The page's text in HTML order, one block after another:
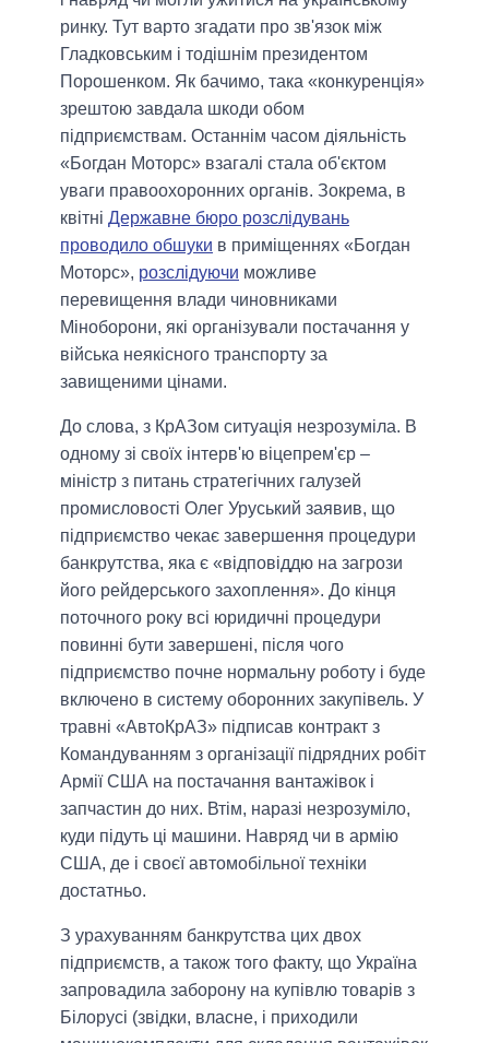
ринку. Тут варто згадати про зв'язок між
Гладковським і тодішнім президентом
Порошенком. Як бачимо, така «конкуренція»
зрештою завдала шкоди обом
підприємствам. Останнім часом діяльність
«Богдан Моторс» взагалі стала об'єктом
уваги правоохоронних органів. Зокрема, в
квітні Державне бюро розслідувань
проводило обшуки в приміщеннях «Богдан
Моторс», розслідуючи можливе
перевищення влади чиновниками
Міноборони, які організували постачання у
війська неякісного транспорту за
завищеними цінами.
До слова, з КрАЗом ситуація незрозуміла. В
одному зі своїх інтерв'ю віцепрем'єр ‒
міністр з питань стратегічних галузей
промисловості Олег Уруський заявив, що
підприємство чекає завершення процедури
банкрутства, яка є «відповіддю на загрози
його рейдерського захоплення». До кінця
поточного року всі юридичні процедури
повинні бути завершені, після чого
підприємство почне нормальну роботу і буде
включено в систему оборонних закупівель. У
травні «АвтоКрАЗ» підписав контракт з
Командуванням з організації підрядних робіт
Армії США на постачання вантажівок і
запчастин до них. Втім, наразі незрозуміло,
куди підуть ці машини. Навряд чи в армію
США, де і своєї автомобільної техніки
достатньо.
З урахуванням банкрутства цих двох
підприємств, а також того факту, що Україна
запровадила заборону на купівлю товарів з
Білорусі (звідки, власне, і приходили